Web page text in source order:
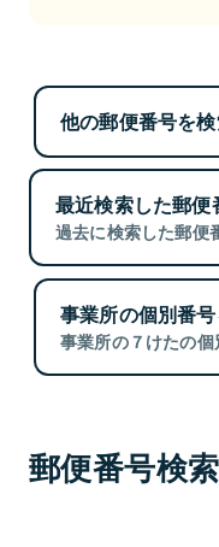
他の郵便番号を
最近検索した郵便
過去に検索した郵便
事業所の個別番
事業所の７けたの個
郵便番号検